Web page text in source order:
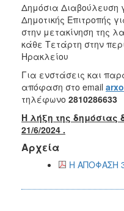
Δημόσια Διαβούλευση
Δημοτικής Επιτροπής
στην μετακίνηση της
κάθε Τετάρτη στην
Ηρακλείου
Για ενστάσεις και
απόφαση στο email
τηλέφωνο 2810286633
Η λήξη της δημόσιας
21/6/2024 .
Αρχεία
Η ΑΠΟΦΑΣΗ